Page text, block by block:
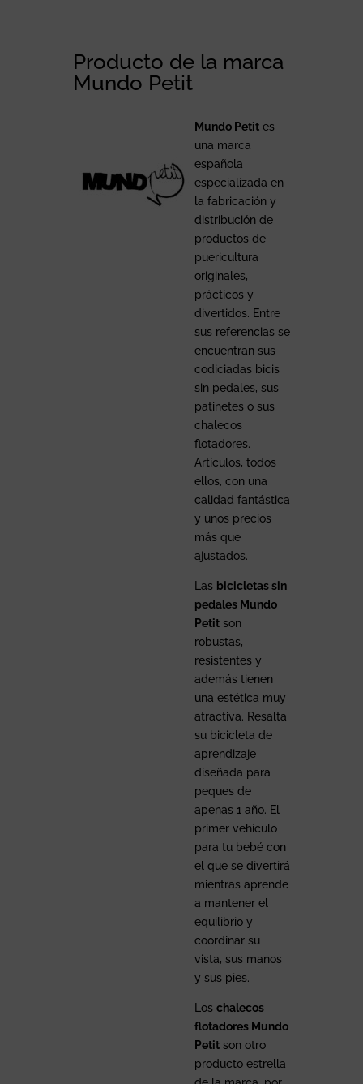
Producto de la marca
Mundo Petit
Mundo Petites
una marca
española
especializada en
la fabricación y
distribución de
productos de
puericultura
originales,
prácticos y
divertidos. Entre
sus referencias se
encuentran sus
codiciadas bicis
sin pedales, sus
patinetes o sus
chalecos
flotadores.
Artículos, todos
ellos, con una
calidad fantástica
y unos precios
más que
ajustados.
Las bicicletas sin
pedales Mundo
Petitson
robustas,
resistentes y
además tienen
una estética muy
atractiva. Resalta
su bicicleta de
aprendizaje
diseñada para
peques de
apenas 1 año. El
primer vehículo
para tu bebé con
el que se divertirá
mientras aprende
a mantener el
equilibrio y
coordinar su
vista, sus manos
y sus pies.
Los chalecos
flotadores Mundo
Petitson otro
producto estrella